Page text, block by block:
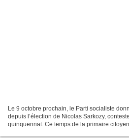
Le 9 octobre prochain, le Parti socialiste
depuis l’élection de Nicolas Sarkozy,
quinquennat. Ce temps de la primaire